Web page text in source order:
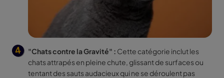
"Chats contre la Gravité" : Cette catégorie inclut les
chats attrapés en pleine chute, glissant de surfaces ou
tentant des sauts audacieux qui ne se déroulent pas